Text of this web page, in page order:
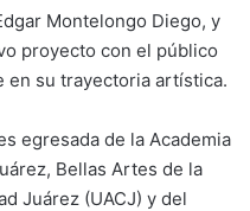
Montelongo Diego, y
proyecto con el público
en su trayectoria artística.
egresada de la Academia
Bellas Artes de la
Juárez (UACJ) y del